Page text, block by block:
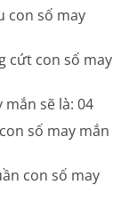
con số may
cứt con số may
sẽ là: 04
số may mắn
con số may